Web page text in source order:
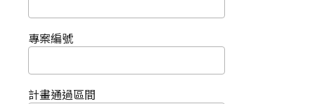
專案編號
計畫通過區間